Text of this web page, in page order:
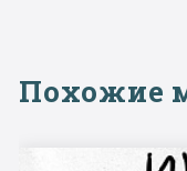
Похожие